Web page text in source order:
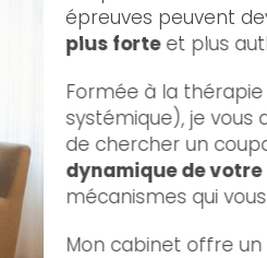
épreuves peuvent
plus forteet plus
Formée à la
systémique), je vous
de chercher un
dynamique de
mécanismes qui
Mon cabinet offre